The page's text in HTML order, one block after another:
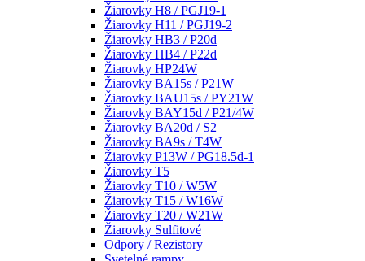
Žiarovky H8 / PGJ19-1
Žiarovky H11 / PGJ19-2
Žiarovky HB3 / P20d
Žiarovky HB4 / P22d
Žiarovky HP24W
Žiarovky BA15s / P21W
Žiarovky BAU15s / PY21W
Žiarovky BAY15d / P21/4W
Žiarovky BA20d / S2
Žiarovky BA9s / T4W
Žiarovky P13W / PG18.5d-1
Žiarovky T5
Žiarovky T10 / W5W
Žiarovky T15 / W16W
Žiarovky T20 / W21W
Žiarovky Sulfitové
Odpory / Rezistory